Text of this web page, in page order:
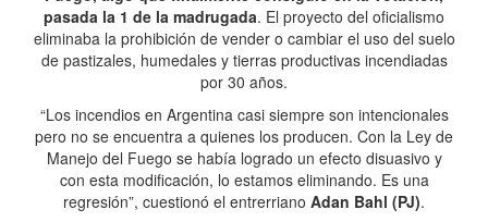
pasada la 1 de la madrugada. El proyecto del oficialismo
eliminaba la prohibición de vender o cambiar el uso del suelo
de pastizales, humedales y tierras productivas incendiadas
por 30 años.
“Los incendios en Argentina casi siempre son intencionales
pero no se encuentra a quienes los producen. Con la Ley de
Manejo del Fuego se había logrado un efecto disuasivo y
con esta modificación, lo estamos eliminando. Es una
regresión”, cuestionó el entrerriano Adan Bahl (PJ).